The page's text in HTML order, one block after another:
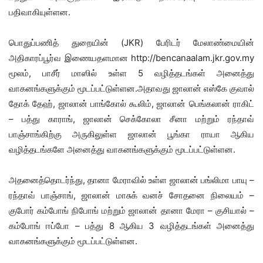
பதிவாகியுள்ளன.
பொதுப்பணித் துறையின் (JKR) பேரிடர் மேலாண்மையின்
அதிகாரப்பூர்வ இணையதளமான http://bencanaalam.jkr.gov.my
மூலம், பாசீர் மாஸில் உள்ள 5 வழித்தடங்கள் அனைத்து
வாகனங்களுக்கும் மூடப்பட்டுள்ளன.அதாவது ஜாலான் எஸ்கே குவால்
தோக் தேஹ், ஜாலான் பாங்கோல் கூலிம், ஜாலான் பெங்கலான் ராகிட்
– பத்து காராங், ஜாலான் செக்கோலா சீனா மற்றும் ரந்தாவ்
பாஞ்சாங்கிற்கு அருகிலுள்ள ஜாலான் பூங்கா ராயா ஆகிய
வழித்தடங்களே அனைத்து வாகனங்களுக்கும் மூடப்பட்டுள்ளன.
அதனைத்தொடர்ந்து, தானா மேராவில் உள்ள ஜாலான் பங்லிமா பாயு –
ரந்தாவ் பாஞ்சாங், ஜாலான் மாசுக் வனச் சோதனை நிலையம் –
குபோர் கம்போங் நிபோங் மற்றும் ஜாலான் தானா மேரா – குசியால் –
கம்போங் ஈப்போ – பத்து 8 ஆகிய 3 வழித்தடங்கள் அனைத்து
வாகனங்களுக்கும் மூடப்பட்டுள்ளன.